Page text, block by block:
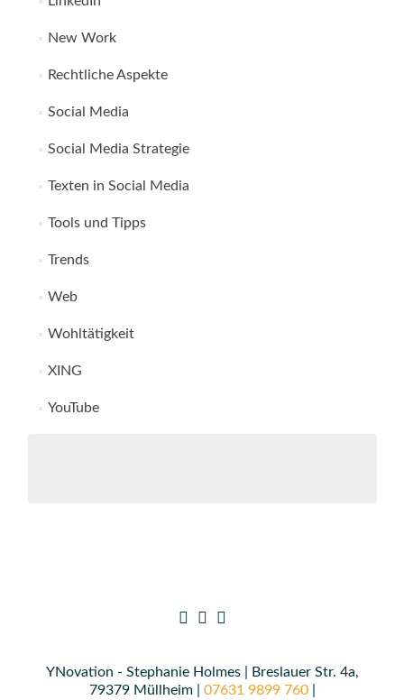
New Work
Rechtliche Aspekte
Social Media
Social Media Strategie
Texten in Social Media
Tools und Tipps
Trends
Web
Wohltätigkeit
XING
YouTube
YNovation - Stephanie Holmes | Breslauer Str. 4a,
79379 Müllheim | 07631 9899 760|